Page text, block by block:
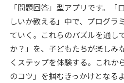
「問題回答」型アプリです。
しいか教える」中で、プログラ
ていく。これらのパズルを通し
か？」を、子どもたちが楽しみ
くステップを体験する。これか
のコツ」を掴むきっかけとなる